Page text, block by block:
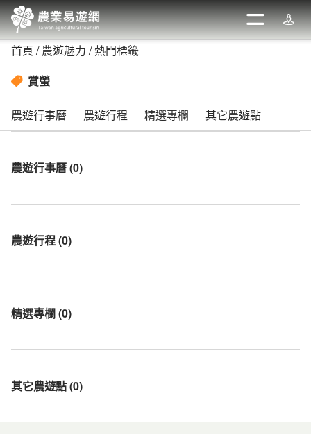
跳
到
主
開啟
週
首頁
農遊魅力
熱門標籤
賞螢
農遊行事曆 農遊行程 精選專欄 其它農遊點
農遊行事曆(0)
農遊行程(0)
精選專欄(0)
其它農遊點(0)